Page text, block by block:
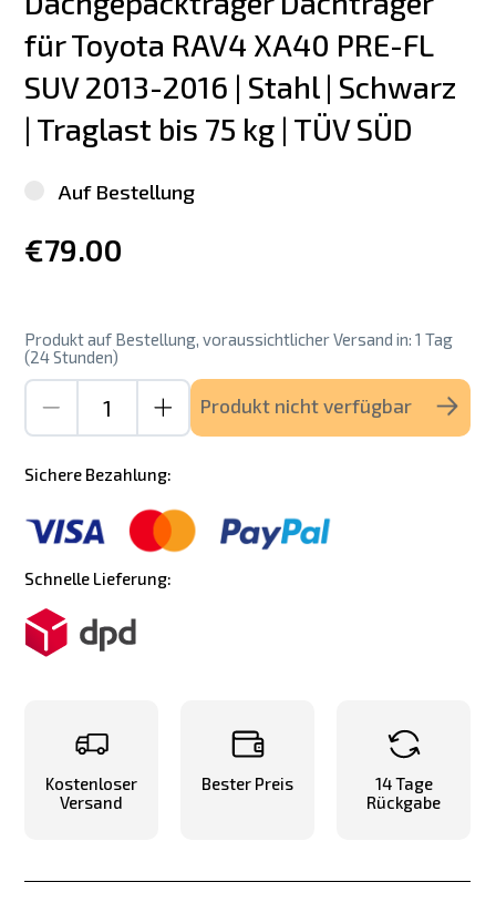
für Toyota RAV4 XA40 PRE-FL
SUV 2013-2016 | Stahl | Schwarz
| Traglast bis 75 kg | TÜV SÜD
Auf Bestellung
€79.00
Produkt auf Bestellung, voraussichtlicher Versand in: 1 Tag
(24 Stunden)
Produkt nicht verfügbar
Sichere Bezahlung:
Schnelle Lieferung:
Kostenloser
Versand
Bester Preis
14 Tage
Rückgabe